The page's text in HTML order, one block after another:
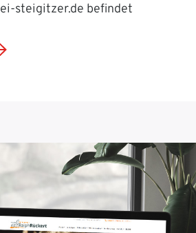
steigitzer.de befindet